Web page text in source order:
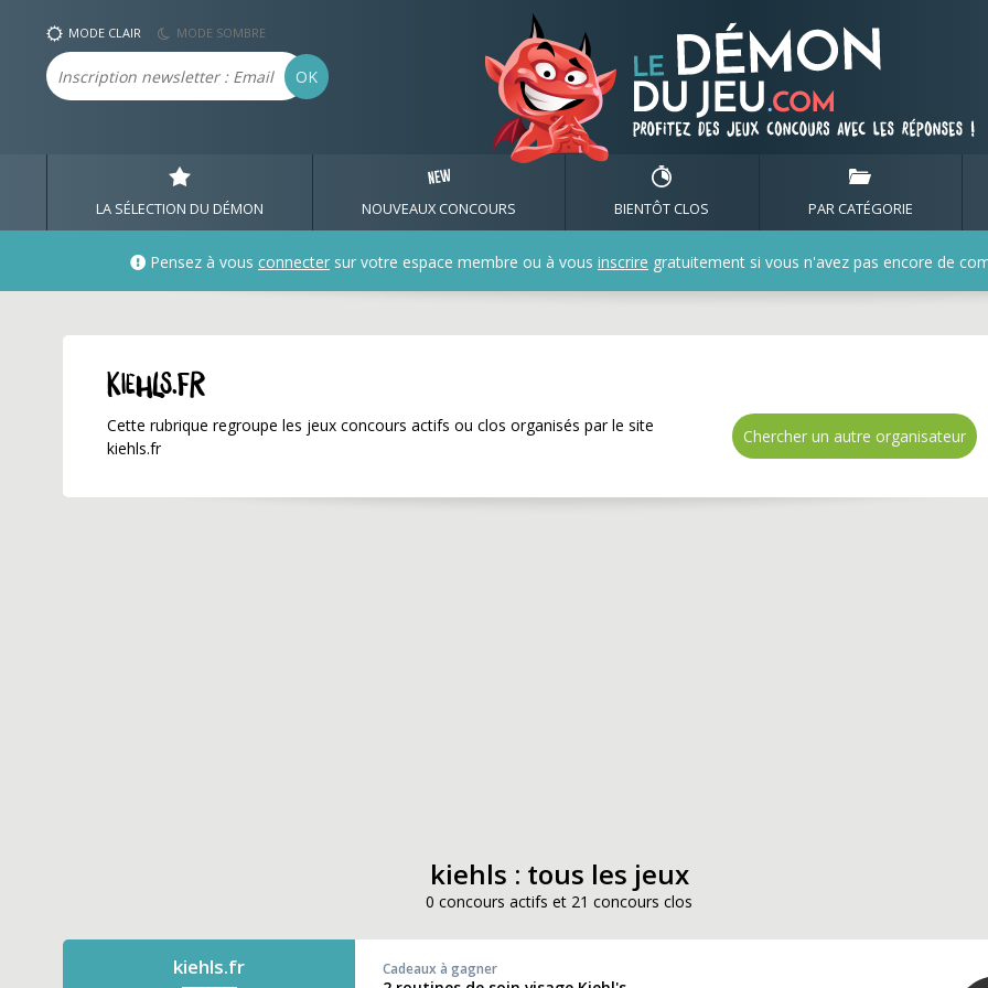
kiehls.fr ✅ Gagnez de nombreux cadeaux avec
MODE CLAIR MODE SOMBRE
Email OK
LA SÉLECTION DU DÉMON NOUVEAUX CONCOURS BIENTÔT CLOS PAR CATÉGORIE
Pensez à vous connecter sur votre espace membre ou à vous inscrire gratuitement si vous n'avez pas encore de
kiehls.fr
Cette rubrique regroupe les jeux concours actifs ou clos organisés par le site
kiehls.fr
Chercher un autre organisateur
kiehls : tous les jeux
0 concours actifs et 21 concours clos
kiehls.fr Cadeaux à gagner